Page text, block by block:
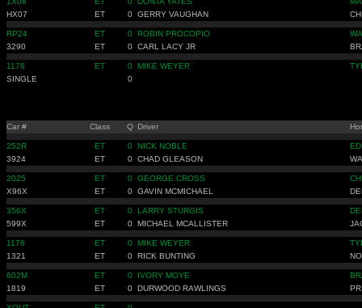
HX07
ET 0 GERRY VAUGHAN
RP24 ET 0 ROBIN PROCOPIO
3290
ET 0 CARL LACY JR
1176 ET 0 MIKE WEYER
SINGLE
0
Car # Class Q Driver
252R ET 0 NICK NOBLE
3924
ET 0 CHAD GLEASON
2025 ET 0 GEORGE CROSS
X96X
ET 0 GAVIN MCMICHAEL
356X ET 0 LARRY STURGIS
599X
ET 0 MICHAEL MCALLISTER
1176 ET 0 MIKE WEYER
1321
ET 0 RICK BUNTING
602M ET 0 IVORY MOYE
1819
ET 0 DURWOOD RAWLINGS